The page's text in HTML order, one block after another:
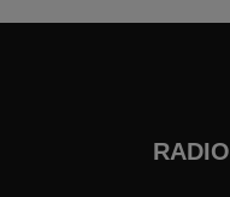
RADIO